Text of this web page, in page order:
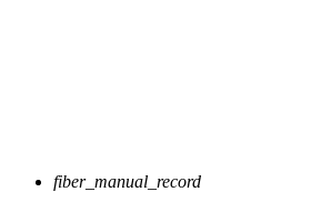
fiber_manual_record